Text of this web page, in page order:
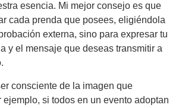
esencia. Mi mejor consejo es que
cada prenda que posees, eligiéndola
externa, sino para expresar tu
y el mensaje que deseas transmitir a
consciente de la imagen que
ejemplo, si todos en un evento adoptan